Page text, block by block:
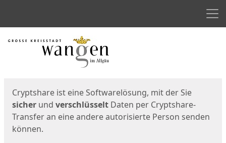
Start
Cryptshare ist eine Softwarelösung, mit der Sie
sicher und verschlüsselt Daten per Cryptshare-
Transfer an eine andere autorisierte Person senden
können.